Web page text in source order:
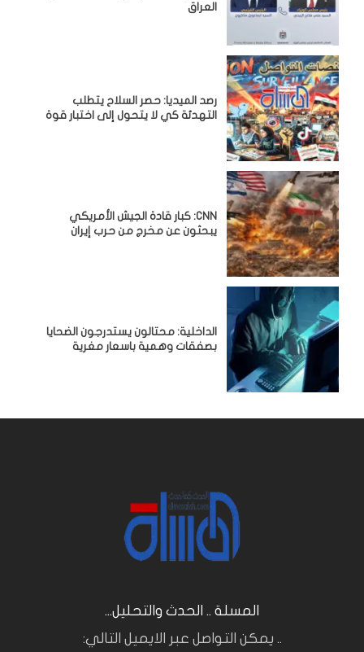
العراق
رصد الميديا: حصر السلاح يتطلب
التهدئة كي لا يتحول إلى اختبار قوة
CNN: كبار قادة الجيش الأمريكي
يبحثون عن مخرج من حرب إيران
الداخلية: محتالون يستدرجون الضحايا
بصفقات وهمية باسعار مغرية
المسلة .. الحدث والتحليل...
.. يمكن التواصل عبر الايميل التالي: